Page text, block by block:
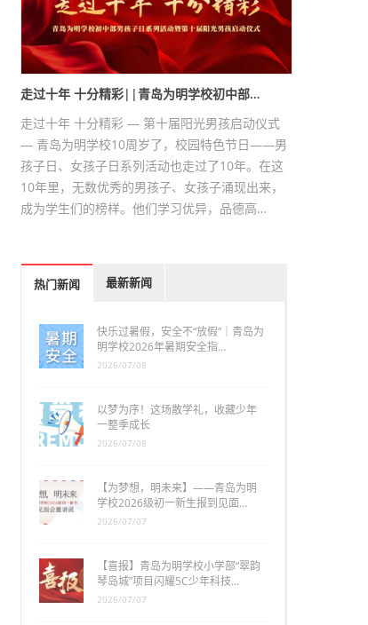
走过十年 十分精彩||青岛为明学校初中部…
走过十年 十分精彩 — 第十届阳光男孩启动仪式
— 青岛为明学校10周岁了，校园特色节日——男
孩子日、女孩子日系列活动也走过了10年。在这
10年里，无数优秀的男孩子、女孩子涌现出来，
成为学生们的榜样。他们学习优异，品德高…
热门新闻 最新新闻
快乐过暑假，安全不“放假”｜青岛为
明学校2026年暑期安全指…
2026/07/08
以梦为序！这场散学礼，收藏少年
一整季成长
2026/07/08
【为梦想，明未来】——青岛为明
学校2026级初一新生报到见面…
2026/07/07
【喜报】青岛为明学校小学部“翠韵
琴岛城”项目闪耀5C少年科技…
2026/07/07